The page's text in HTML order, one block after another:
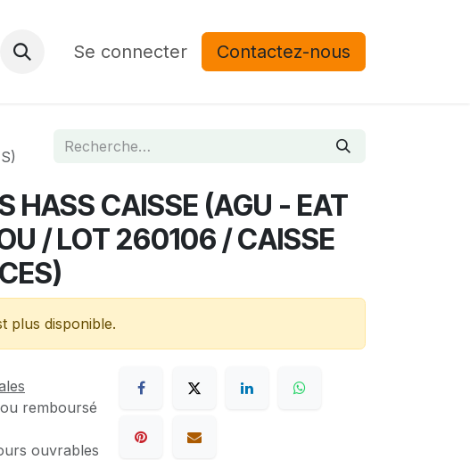
Se connecter Contactez-nous
HASS CAISSE (AGU - EAT
/ LOT 260106 / CAISSE
plus disponible.
remboursé
ouvrables